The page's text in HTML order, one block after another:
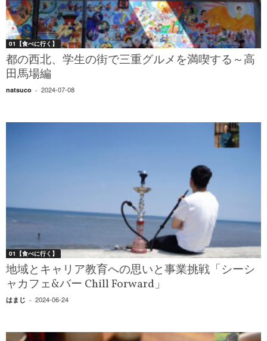
01【食べに行く】
都の西北、学生の街で三重グルメを満喫する～高
田馬場編
natsuco - 2024-07-08
01【食べに行く】
地域とキャリア教育への思いと事業挑戦「シーシ
ャカフェ&バー Chill Forward」
はまじ - 2024-06-24